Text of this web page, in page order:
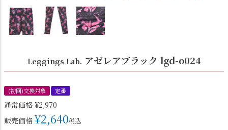
Leggings Lab. アゼレアブラック lgd-o024
(初回)交換対象 定番
通常価格 ¥2,970
販売価格 ¥2,640税込